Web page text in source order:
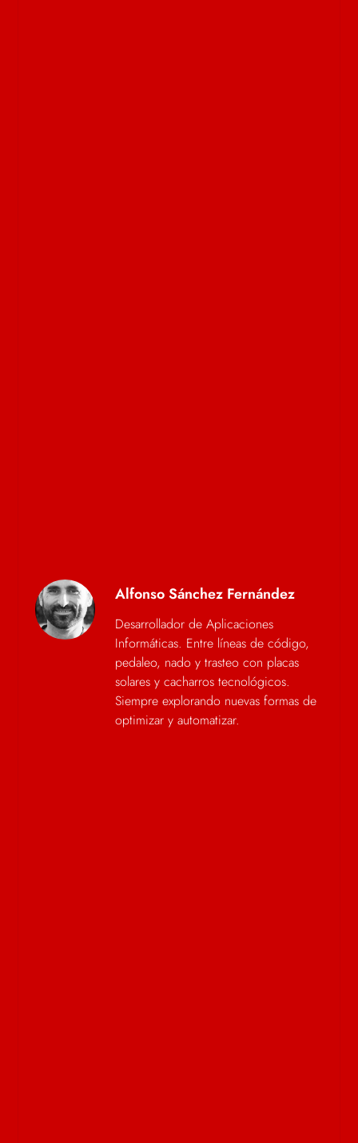
Alfonso Sánchez Fernández
Desarrollador de Aplicaciones
Informáticas. Entre líneas de código,
pedaleo, nado y trasteo con placas
solares y cacharros tecnológicos.
Siempre explorando nuevas formas de
optimizar y automatizar.